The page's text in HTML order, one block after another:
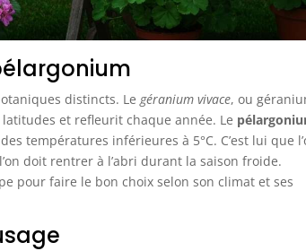
distincts. Le géranium vivace, ou
et refleurit chaque année. Le
températures inférieures à 5°C. C’est lui que
doit rentrer à l’abri durant la saison froide.
pour faire le bon choix selon son climat et ses